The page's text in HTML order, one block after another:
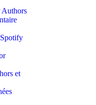
Authors
et